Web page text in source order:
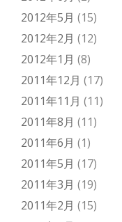
2012年5月 (15)
2012年2月 (12)
2012年1月 (8)
2011年12月 (17)
2011年11月 (11)
2011年8月 (11)
2011年6月 (1)
2011年5月 (17)
2011年3月 (19)
2011年2月 (15)